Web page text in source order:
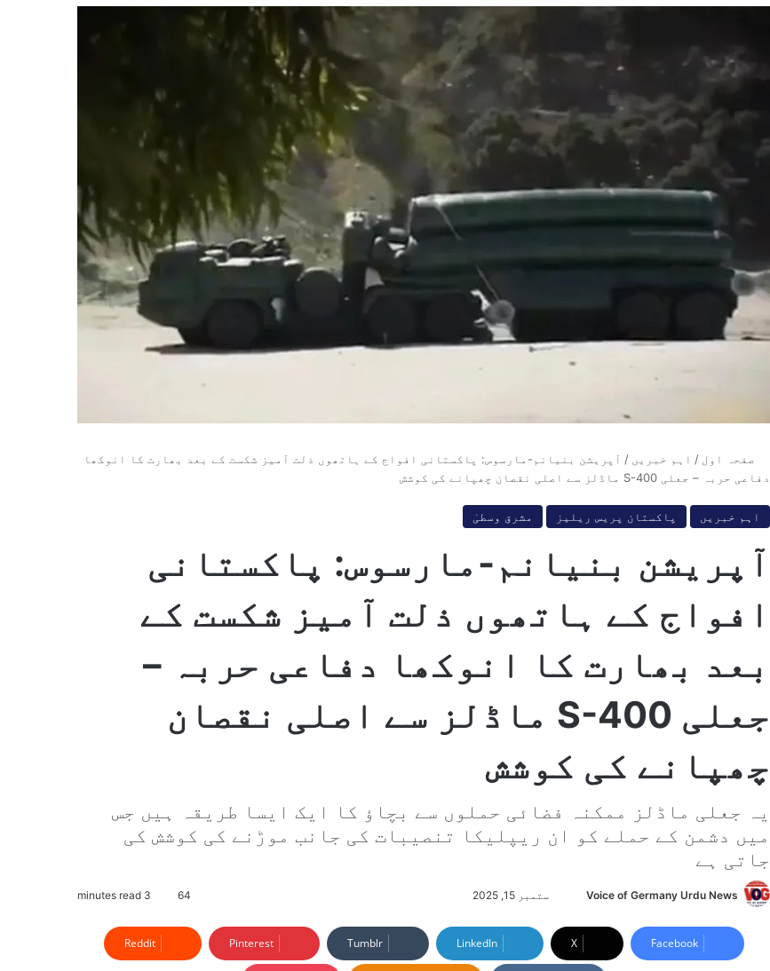
صفحہ اول / اہم خبریں / آپریشن بنیانم-مارسوس: پاکستانی افواج کے ہاتھوں ذلت آمیز شکست کے بعد بھارت کا انوکھا
دفاعی حربہ – جعلی S-400 ماڈلز سے اصلی نقصان چھپانے کی کوشش
اہم خبریں پاکستان پریس ریلیز مشرق وسطیٰ
آپریشن بنیانم-مارسوس: پاکستانی
افواج کے ہاتھوں ذلت آمیز شکست کے
بعد بھارت کا انوکھا دفاعی حربہ –
جعلی S-400 ماڈلز سے اصلی نقصان
چھپانے کی کوشش
یہ جعلی ماڈلز ممکنہ فضائی حملوں سے بچاؤ کا ایک ایسا طریقہ ہیں جس
میں دشمن کے حملے کو ان ریپلیکا تنصیبات کی جانب موڑنے کی کوشش کی
جاتی ہے
Voice of Germany Urdu News
n
d
ستمبر 15, 2025 64
Facebook
X
LinkedIn
Tumblr
Pinterest
Reddit